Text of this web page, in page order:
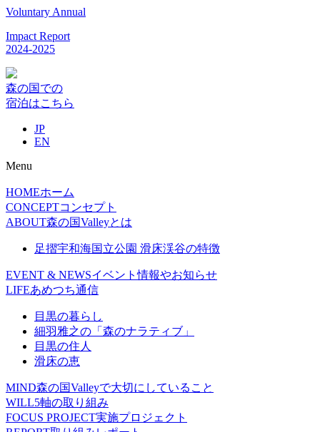
Voluntary Annual
Impact Report
2024-2025
森の国での
宿泊はこちら
JP
EN
Menu
HOMEホーム
CONCEPTコンセプト
ABOUT森の国Valleyとは
足摺宇和海国立公園 滑床渓谷の特徴
EVENT & NEWSイベント情報やお知らせ
LIFEあめつち通信
目黒の暮らし
細羽雅之の「森のナラティブ」
目黒の住人
滑床の恵
MIND森の国Valleyで大切にしていること
WILL5軸の取り組み
FOCUS PROJECT実施プロジェクト